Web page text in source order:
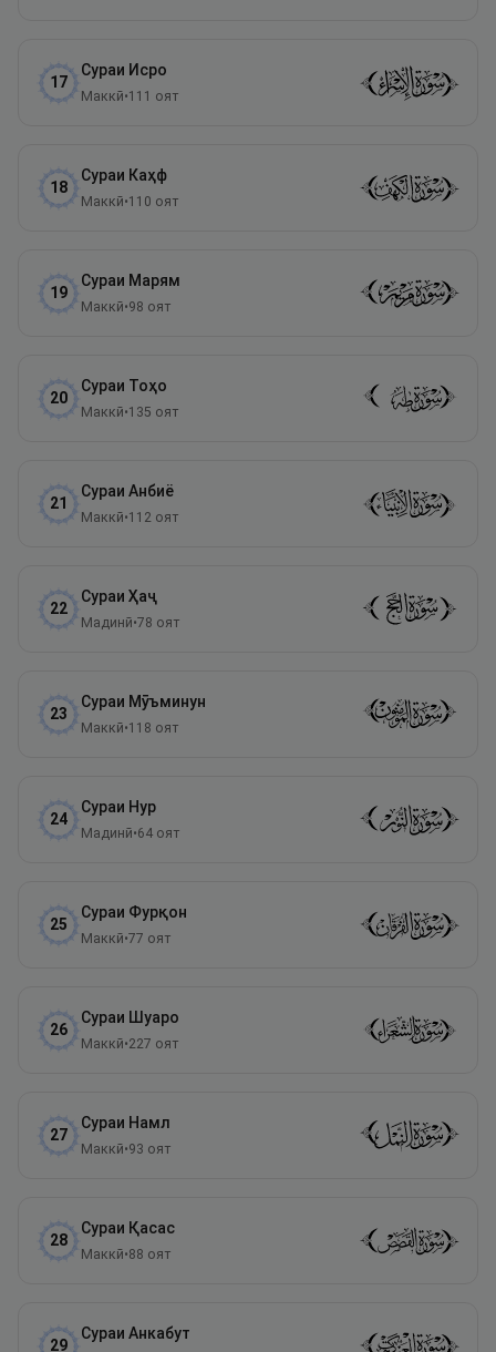
17
Сураи Исро
Маккӣ•111 оят
18
Сураи Каҳф
Маккӣ•110 оят
19
Сураи Марям
Маккӣ•98 оят
20
Сураи Тоҳо
Маккӣ•135 оят
21
Сураи Анбиё
Маккӣ•112 оят
22
Сураи Ҳаҷ
Мадинӣ•78 оят
23
Сураи Мӯъминун
Маккӣ•118 оят
24
Сураи Нур
Мадинӣ•64 оят
25
Сураи Фурқон
Маккӣ•77 оят
26
Сураи Шуаро
Маккӣ•227 оят
27
Сураи Намл
Маккӣ•93 оят
28
Сураи Қасас
Маккӣ•88 оят
29
Сураи Анкабут